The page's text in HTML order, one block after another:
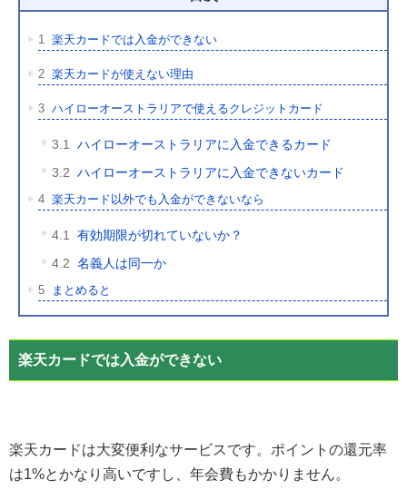
1 楽天カードでは入金ができない
2 楽天カードが使えない理由
3 ハイローオーストラリアで使えるクレジットカード
3.1 ハイローオーストラリアに入金できるカード
3.2 ハイローオーストラリアに入金できないカード
4 楽天カード以外でも入金ができないなら
4.1 有効期限が切れていないか？
4.2 名義人は同一か
5 まとめると
楽天カードでは入金ができない
楽天カードは大変便利なサービスです。ポイントの還元率
は1%とかなり高いですし、年会費もかかりません。